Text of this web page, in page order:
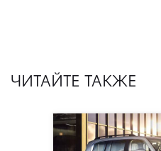
ЧИТАЙТЕ ТАКЖЕ